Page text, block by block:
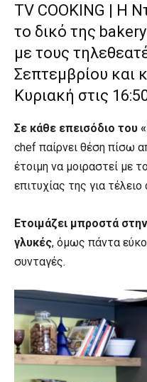
TV COOKING | Η
το δικό της
με τους
Σεπτεμβρίου και
Κυριακή στις
Σε κάθε επεισόδιο του
chef παίρνει θέση πίσω
έτοιμη να μοιραστεί με
επιτυχίας της για
Ετοιμάζει μπροστά
γλυκές, όμως πάντα
συνταγές.